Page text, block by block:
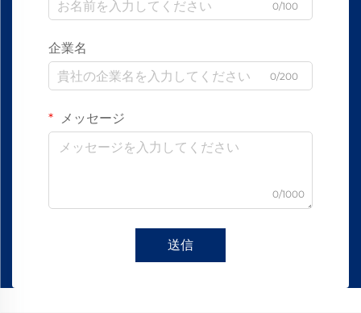
0/100
企業名
0/200
メッセージ
0/1000
送信